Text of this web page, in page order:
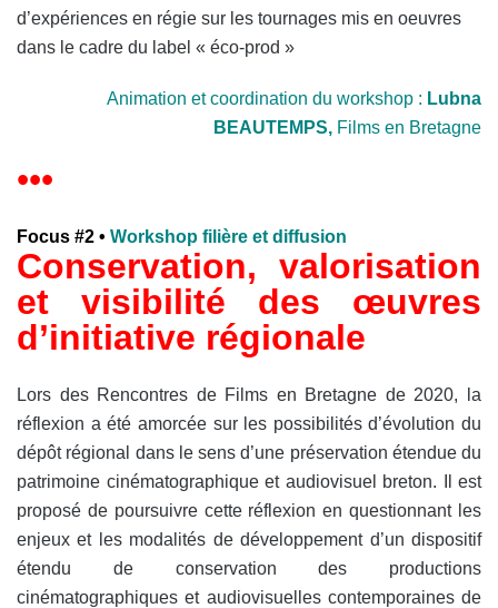
d’expériences en régie sur les tournages mis en oeuvres
dans le cadre du label « éco-prod »
Animation et coordination du workshop : Lubna
BEAUTEMPS, Films en Bretagne
•••
Focus #2 • Workshop filière et diffusion
Conservation, valorisation
et visibilité des œuvres
d’initiative régionale
Lors des Rencontres de Films en Bretagne de 2020, la
réflexion a été amorcée sur les possibilités d’évolution du
dépôt régional dans le sens d’une préservation étendue du
patrimoine cinématographique et audiovisuel breton. Il est
proposé de poursuivre cette réflexion en questionnant les
enjeux et les modalités de développement d’un dispositif
étendu de conservation des productions
cinématographiques et audiovisuelles contemporaines de